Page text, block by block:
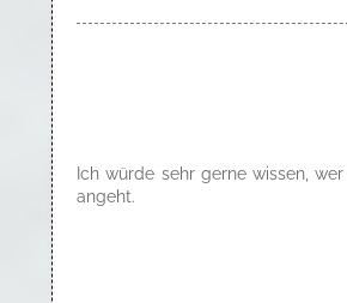
Ich würde sehr gerne wissen,
angeht.